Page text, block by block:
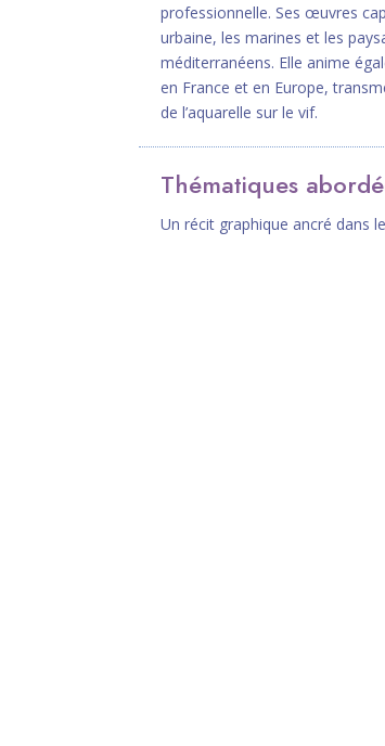
professionnelle. Ses œuvres
urbaine, les marines et les
méditerranéens. Elle anime
en France et en Europe,
de l’aquarelle sur le vif.
Thématiques
Un récit graphique ancré dans